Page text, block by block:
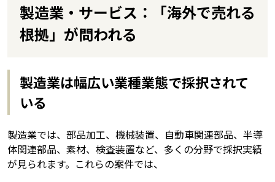
製造業・サービス：「海外で売れる
根拠」が問われる
製造業は幅広い業種業態で採択されて
いる
製造業では、部品加工、機械装置、自動車関連部品、半導
体関連部品、素材、検査装置など、多くの分野で採択実績
が見られます。これらの案件では、